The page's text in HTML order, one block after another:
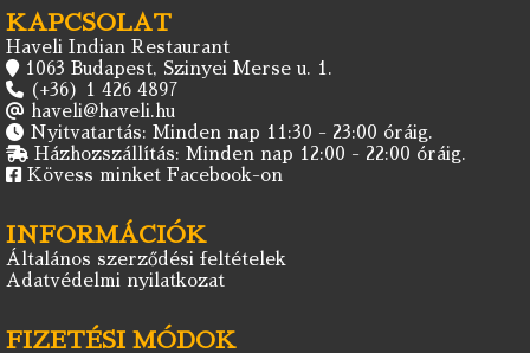
KAPCSOLAT
Haveli Indian Restaurant
1063 Budapest, Szinyei Merse u. 1.
(+36) 1 426 4897
haveli@haveli.hu
Nyitvatartás: Minden nap 11:30 - 23:00 óráig.
Házhozszállítás: Minden nap 12:00 - 22:00 óráig.
Kövess minket Facebook-on
INFORMÁCIÓK
Általános szerződési feltételek
Adatvédelmi nyilatkozat
FIZETÉSI MÓDOK